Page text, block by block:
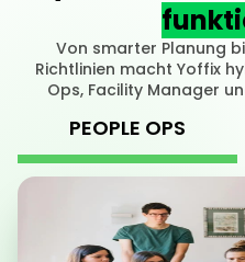
Von smarter Planung
Richtlinien macht Yoffix
Ops, Facility Manager
PEOPLE OPS